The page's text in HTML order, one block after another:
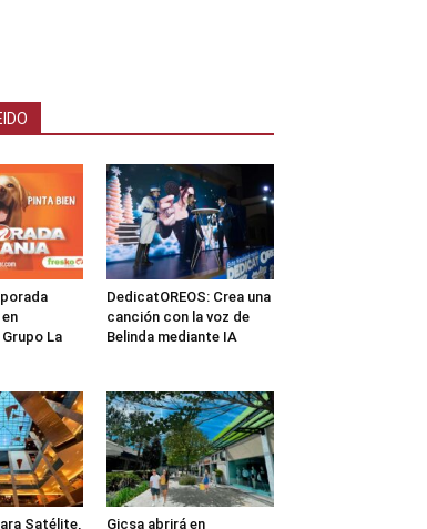
La
DedicatOREOS: Crea una
canción con la voz de
Belinda mediante IA
Satélite,
Gicsa abrirá en